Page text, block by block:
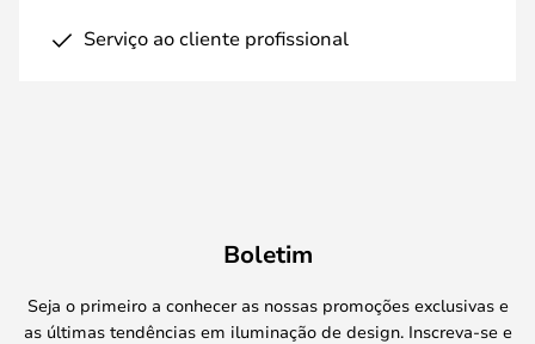
Serviço ao cliente profissional
Boletim
Seja o primeiro a conhecer as nossas promoções exclusivas e
as últimas tendências em iluminação de design. Inscreva-se e